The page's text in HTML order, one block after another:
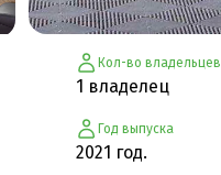
Кол-во владельцев
1 владелец
Год выпуска
2021 год.